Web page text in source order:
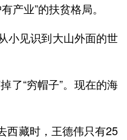
业”的扶贫格局。
小见识到大山外面的世
了“穷帽子”。现在的海
西藏时，王德伟只有25